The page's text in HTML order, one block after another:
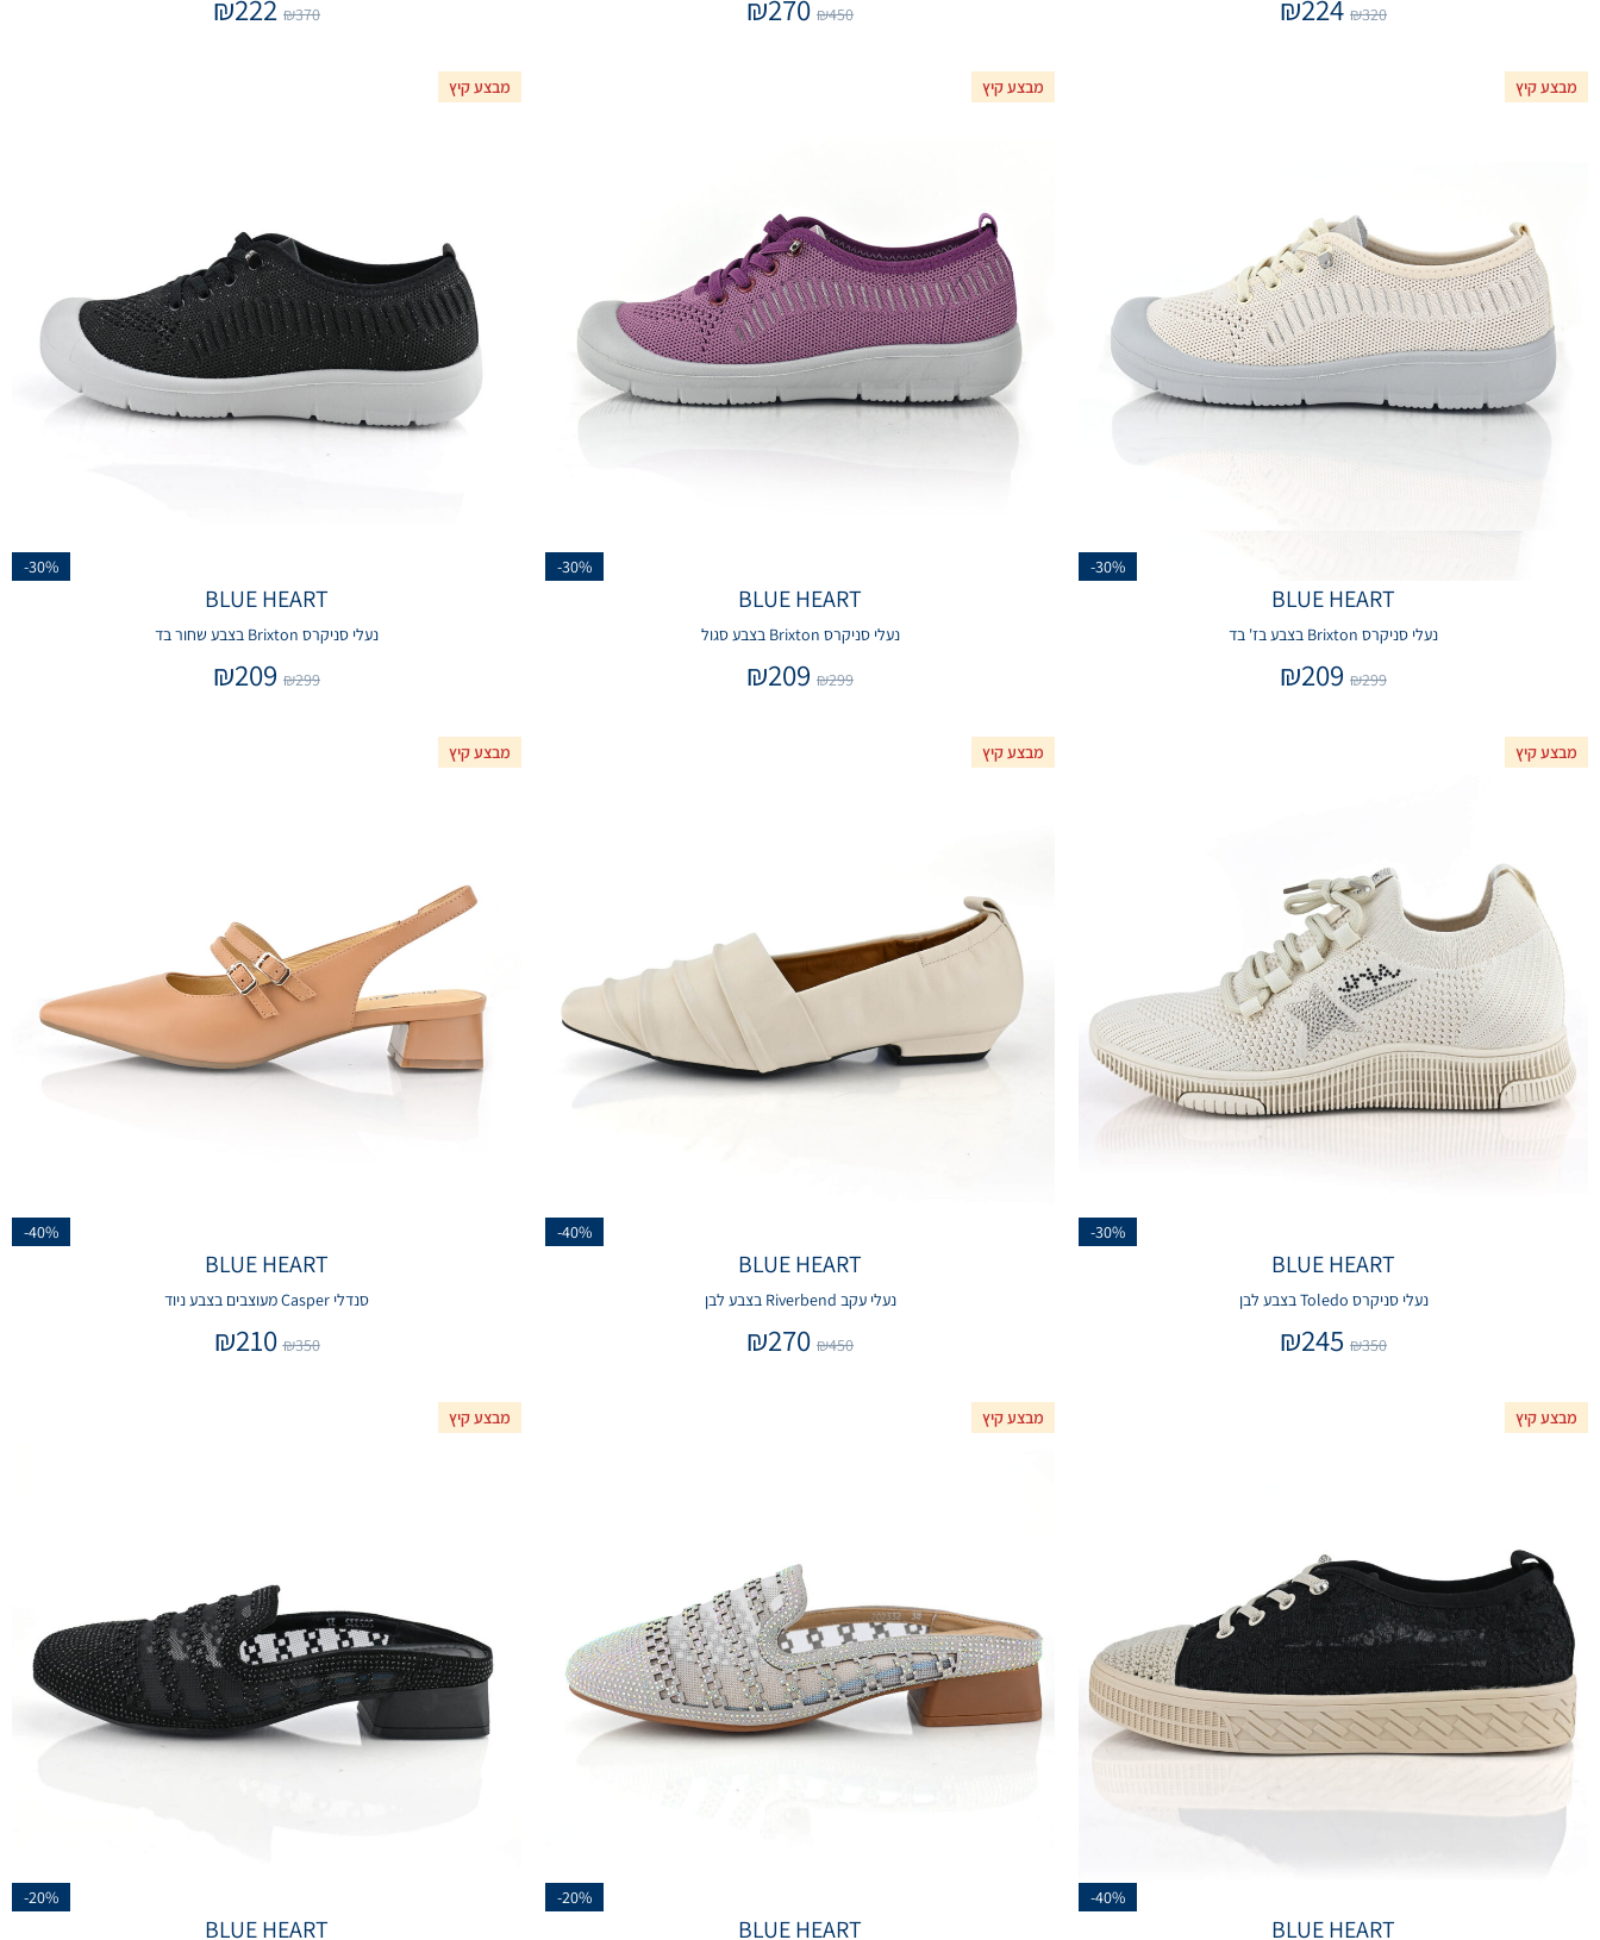
₪320
₪224
₪450
₪270
₪370
₪222
מבצע קיץ
-30%
BLUE HEART
נעלי סניקרס Brixton בצבע בז' בד
₪299
₪209
מבצע קיץ
-30%
BLUE HEART
נעלי סניקרס Brixton בצבע סגול
₪299
₪209
מבצע קיץ
-30%
BLUE HEART
נעלי סניקרס Brixton בצבע שחור בד
₪299
₪209
מבצע קיץ
-30%
BLUE HEART
נעלי סניקרס Toledo בצבע לבן
₪350
₪245
מבצע קיץ
-40%
BLUE HEART
נעלי עקב Riverbend בצבע לבן
₪450
₪270
מבצע קיץ
-40%
BLUE HEART
סנדלי Casper מעוצבים בצבע ניוד
₪350
₪210
מבצע קיץ
-40%
BLUE HEART
מבצע קיץ
-20%
BLUE HEART
מבצע קיץ
-20%
BLUE HEART